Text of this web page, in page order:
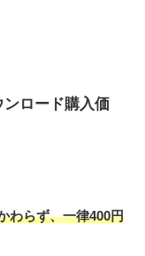
ロード購入価
わらず、一律400円